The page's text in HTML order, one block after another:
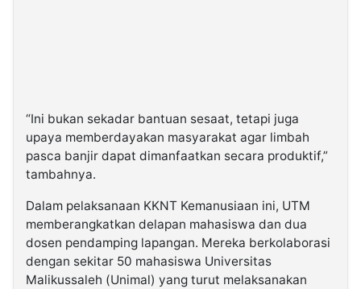
“Ini bukan sekadar bantuan sesaat, tetapi juga
upaya memberdayakan masyarakat agar limbah
pasca banjir dapat dimanfaatkan secara produktif,”
tambahnya.
Dalam pelaksanaan KKNT Kemanusiaan ini, UTM
memberangkatkan delapan mahasiswa dan dua
dosen pendamping lapangan. Mereka berkolaborasi
dengan sekitar 50 mahasiswa Universitas
Malikussaleh (Unimal) yang turut melaksanakan